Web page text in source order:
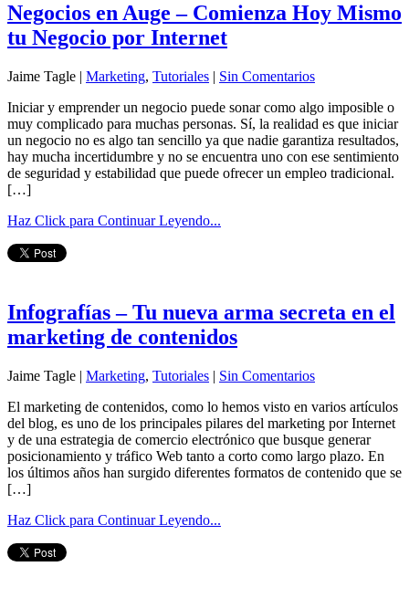
Negocios en Auge – Comienza Hoy Mismo
tu Negocio por Internet
Jaime Tagle | Marketing, Tutoriales | Sin Comentarios
Iniciar y emprender un negocio puede sonar como algo imposible o
muy complicado para muchas personas. Sí, la realidad es que iniciar
un negocio no es algo tan sencillo ya que nadie garantiza resultados,
hay mucha incertidumbre y no se encuentra uno con ese sentimiento
de seguridad y estabilidad que puede ofrecer un empleo tradicional.
[…]
Haz Click para Continuar Leyendo...
Infografías – Tu nueva arma secreta en el
marketing de contenidos
Jaime Tagle | Marketing, Tutoriales | Sin Comentarios
El marketing de contenidos, como lo hemos visto en varios artículos
del blog, es uno de los principales pilares del marketing por Internet
y de una estrategia de comercio electrónico que busque generar
posicionamiento y tráfico Web tanto a corto como largo plazo. En
los últimos años han surgido diferentes formatos de contenido que se
[…]
Haz Click para Continuar Leyendo...